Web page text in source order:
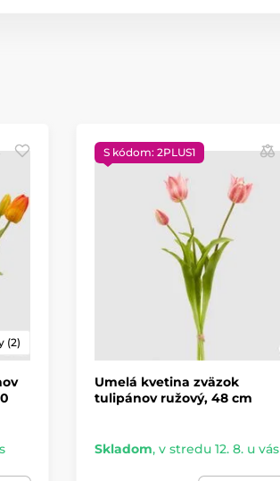
(2)
S kódom: 2PLUS1
Umelá kvetina zväzok
tulipánov ružový, 48 cm
Skladom, v stredu 12. 8. u vás